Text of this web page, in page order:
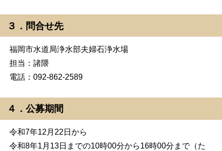
３．問合せ先
福岡市水道局浄水部夫婦石浄水場
担当：諸隈
電話：092-862-2589
４．公募期間
令和7年12月22日から
令和8年1月13日までの10時00分から16時00分まで（た